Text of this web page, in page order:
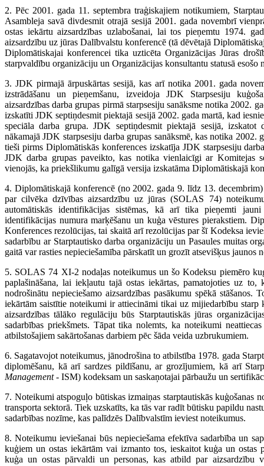
2. Pēc 2001. gada 11. septembra traģiskajiem notikumiem,
Asambleja savā divdesmit otrajā sesijā 2001. gada novembrī
ostas iekārtu aizsardzības uzlabošanai, lai tos pieņemtu 1974.
aizsardzību uz jūras Dalībvalstu konferencē (tā dēvētajā
Diplomātiskajai konferencei tika uzticēta Organizācijas Jūras
starpvaldību organizāciju un Organizācijas konsultantu statusā
3. JDK pirmajā ārpuskārtas sesijā, kas arī notika 2001. gada
izstrādāšanu un pieņemšanu, izveidoja JDK Starpsesiju
aizsardzības darba grupas pirmā starpsesiju sanāksme notika 2002.
izskatīti JDK septiņdesmit piektajā sesijā 2002. gada martā, kad
speciāla darba grupa. JDK septiņdesmit piektajā sesijā,
nākamajā JDK starpsesiju darba grupas sanāksmē, kas notika 2002.
tieši pirms Diplomātiskās konferences izskatīja JDK starpsesiju
JDK darba grupas paveikto, kas notika vienlaicīgi ar Komitejas
vienojās, ka priekšlikumu galīgā versija izskatāma Diplomātiskajā
4. Diplomātiskajā konferencē (no 2002. gada 9. līdz 13.
par cilvēka dzīvības aizsardzību uz jūras (SOLAS 74)
automātiskās identifikācijas sistēmas, kā arī tika pieņemti
identifikācijas numura marķēšanu un kuģa vēstures pierakstiem.
Konferences rezolūcijas, tai skaitā arī rezolūcijas par šī Kodeksa
sadarbību ar Starptautisko darba organizāciju un Pasaules muitas
gaitā var rasties nepieciešamība pārskatīt un grozīt atsevišķus jaunos
5. SOLAS 74 XI-2 nodaļas noteikumus un šo Kodeksu piemēro
paplašināšana, lai iekļautu tajā ostas iekārtas, pamatojoties uz
nodrošinātu nepieciešamo aizsardzības pasākumu spēkā stāšanos.
iekārtām saistītie noteikumi ir attiecināmi tikai uz mijiedarbību starp
aizsardzības tālāko regulāciju būs Starptautiskās jūras
sadarbības priekšmets. Tāpat tika nolemts, ka noteikumi
atbilstošajiem sakārtošanas darbiem pēc šāda veida uzbrukumiem.
6. Sagatavojot noteikumus, jānodrošina to atbilstība 1978. gada
diplomēšanu, kā arī sardzes pildīšanu, ar grozījumiem, kā arī
Management- ISM) kodeksam un saskaņotajai pārbaužu un
7. Noteikumi atspoguļo būtiskas izmaiņas starptautiskās kuģošanas
transporta sektorā. Tiek uzskatīts, ka tās var radīt būtisku papildu
sadarbības nozīme, kas palīdzēs Dalībvalstīm ieviest noteikumus.
8. Noteikumu ieviešanai būs nepieciešama efektīva sadarbība un
kuģiem un ostas iekārtām vai izmanto tos, ieskaitot kuģa un ostas
kuģa un ostas pārvaldi un personas, kas atbild par aizsardzību